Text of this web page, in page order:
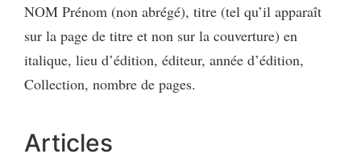
NOM Prénom (non abrégé), titre (tel qu’il apparaît
sur la page de titre et non sur la couverture) en
italique, lieu d’édition, éditeur, année d’édition,
Collection, nombre de pages.
Articles